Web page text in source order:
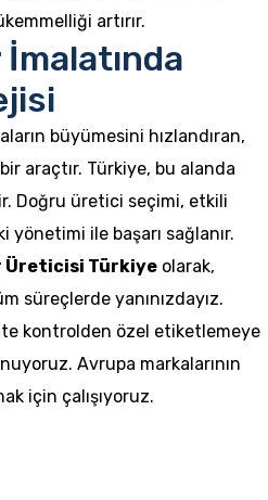
artırır.
büyümesini hızlandıran,
araçtır. Türkiye, bu alanda
Doğru üretici seçimi, etkili
ile başarı sağlanır.
Üreticisi Türkiye olarak,
süreçlerde yanınızdayız.
kontrolden özel etiketlemeye
Avrupa markalarının
için çalışıyoruz.